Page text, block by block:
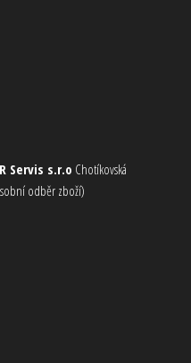
Servis s.r.o Chotíkovská
odběr zboží)